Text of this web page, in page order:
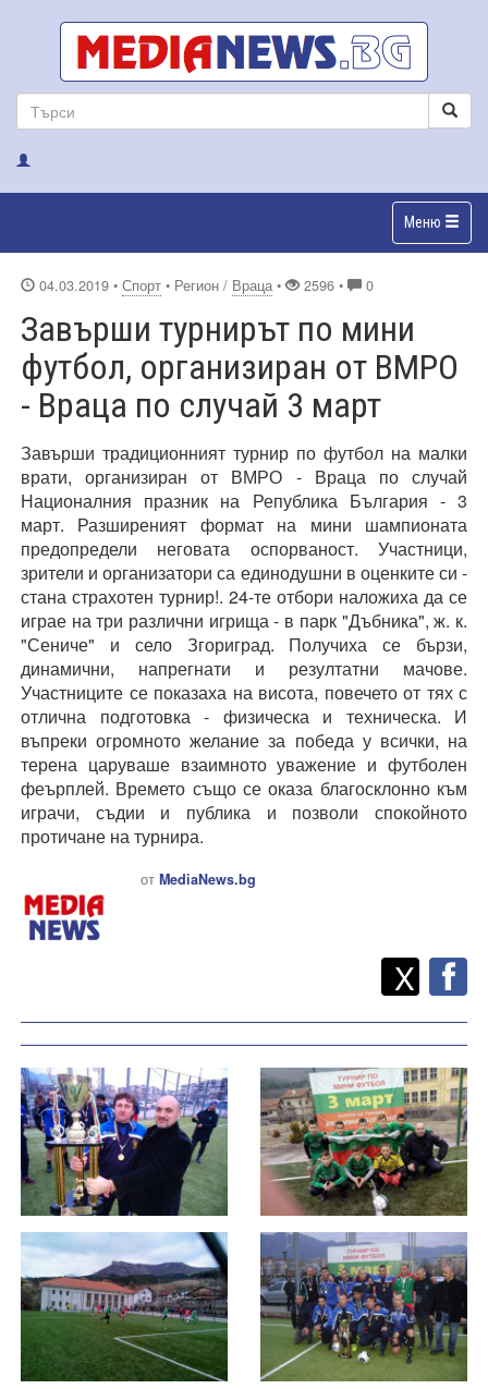
Меню
04.03.2019 • Спорт • Регион / Враца • 2596 • 0
Завърши турнирът по мини
футбол, организиран от ВМРО
- Враца по случай 3 март
Завърши традиционният турнир по футбол на малки
врати, организиран от ВМРО - Враца по случай
Националния празник на Република България - 3
март. Разширеният формат на мини шампионата
предопредели неговата оспорваност. Участници,
зрители и организатори са единодушни в оценките си -
стана страхотен турнир!. 24-те отбори наложиха да се
играе на три различни игрища - в парк "Дъбника", ж. к.
"Сениче" и село Згориград. Получиха се бързи,
динамични, напрегнати и резултатни мачове.
Участниците се показаха на висота, повечето от тях с
отлична подготовка - физическа и техническа. И
въпреки огромното желание за победа у всички, на
терена царуваше взаимното уважение и футболен
феърплей. Времето също се оказа благосклонно към
играчи, съдии и публика и позволи спокойното
протичане на турнира.
от MediaNews.bg
Споделете
X